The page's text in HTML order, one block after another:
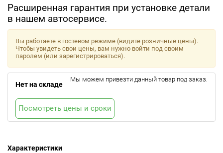
Расширенная гарантия при установке детали
в нашем автосервисе.
Характеристики
Вы работаете в гостевом режиме (видите розничные цены).
Чтобы увидеть свои цены, вам нужно войти под своим
паролем (или зарегистрироваться).
Нет на складе
Мы можем привезти данный товар под заказ.
Посмотреть цены и сроки